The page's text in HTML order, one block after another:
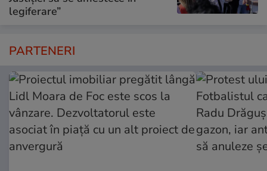
legiferare”
PARTENERI